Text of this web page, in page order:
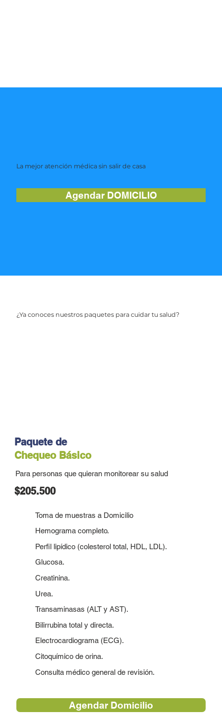
La mejor atención médica sin salir de casa
Agendar DOMICILIO
¿Ya conoces nuestros paquetes para cuidar tu salud?
Paquete de
Chequeo Básico
Para personas que quieran monitorear su salud
$205.500
Toma de muestras a Domicilio
Hemograma completo.
Perfil lipídico (colesterol total, HDL, LDL).
Glucosa.
Creatinina.
Urea.
Transaminasas (ALT y AST).
Bilirrubina total y directa.
Electrocardiograma (ECG).
Citoquímico de orina.
Consulta médico general de revisión.
Agendar Domicilio